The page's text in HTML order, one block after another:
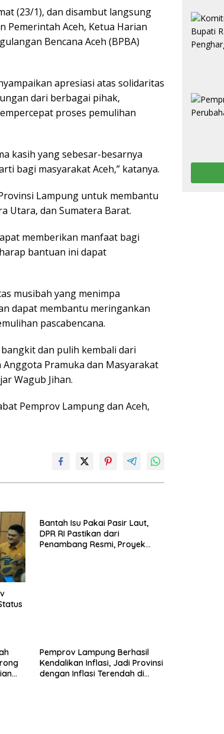
(23/1), dan disambut langsung
Pemerintah Aceh, Ketua Harian
Bencana Aceh (BPBA)
apresiasi atas solidaritas
dari berbagai pihak,
proses pemulihan
kasih yang sebesar-besarnya
bagi masyarakat Aceh,” katanya.
Lampung untuk membantu
Utara, dan Sumatera Barat.
memberikan manfaat bagi
bantuan ini dapat
musibah yang menimpa
dapat membantu meringankan
pascabencana.
bangkit dan pulih kembali dari
Pramuka dan Masyarakat
Wagub Jihan.
Pemprov Lampung dan Aceh,
Bantah Isu Pakai Pasir Laut,
DPR RI Pastikan dari
Penambang Resmi, Proyek
Pemprov Lampung Berhasil
Kendalikan Inflasi, Jadi Provinsi
dengan Inflasi Terendah di